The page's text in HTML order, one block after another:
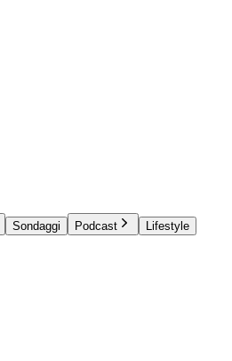
Sondaggi Podcast
Lifestyle